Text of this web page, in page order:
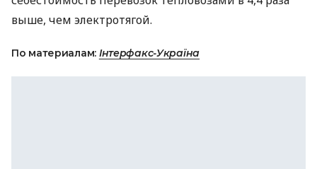
выше, чем электротягой.
По материалам: Інтерфакс-Україна